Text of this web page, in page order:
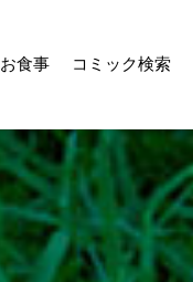
お食事 コミック検索